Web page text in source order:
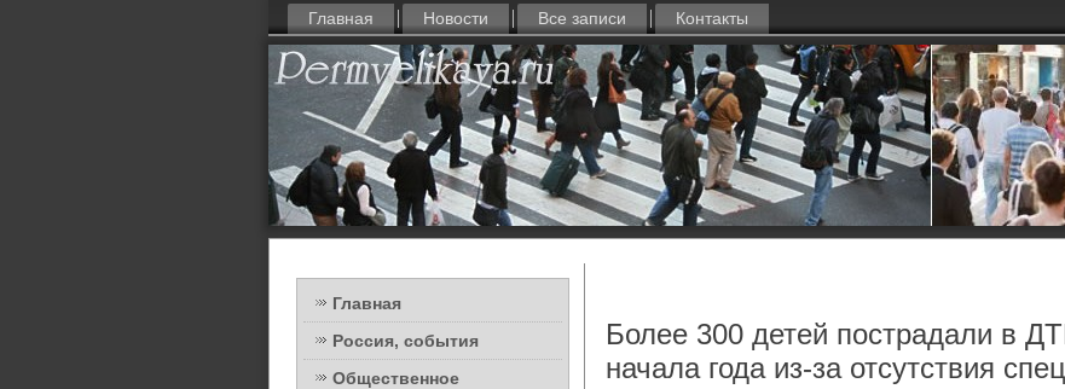
Главная Новости Все записи Контакты
Главная
Россия, события
Общественное
Более 300 детей пострадали в
начала года из-за отсутствия